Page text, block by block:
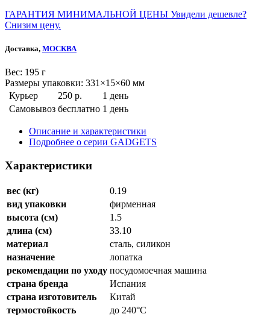
ГАРАНТИЯ МИНИМАЛЬНОЙ ЦЕНЫ Увидели дешевле?
Снизим цену.
Доставка, МОСКВА
Веc: 195 г
Размеры упаковки: 331×15×60 мм
Курьер
250 р.
1 день
Самовывоз бесплатно 1 день
Описание и характеристики
Подробнее о серии GADGETS
Характеристики
вес (кг)
0.19
вид упаковки
фирменная
высота (см)
1.5
длина (см)
33.10
материал
сталь, силикон
назначение
лопатка
рекомендации по уходу посудомоечная машина
страна бренда
Испания
страна изготовитель
Китай
термостойкость
до 240°C